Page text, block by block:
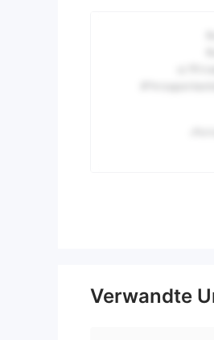
Verwandte